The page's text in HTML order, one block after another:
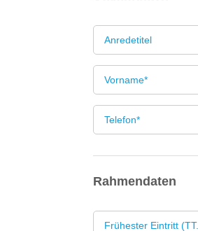
Anredetitel
Rahmendaten